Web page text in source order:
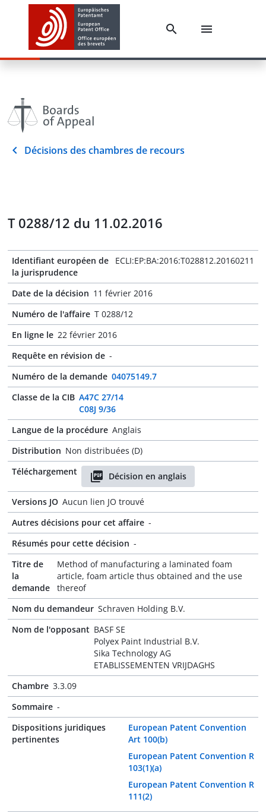
Décisions des chambres de recours
T 0288/12 du 11.02.2016
Identifiant européen de
la jurisprudence
ECLI:EP:BA:2016:T028812.20160211
Date de la décision 11 février 2016
Numéro de l'affaire T 0288/12
En ligne le 22 février 2016
Requête en révision de -
Numéro de la demande 04075149.7
Classe de la CIB A47C 27/14
C08J 9/36
Langue de la procédure Anglais
Distribution Non distribuées (D)
Téléchargement
Décision en anglais
Versions JO Aucun lien JO trouvé
Autres décisions pour cet affaire -
Résumés pour cette décision -
Titre de
la
demande
Method of manufacturing a laminated foam
article, foam article thus obtained and the use
thereof
Nom du demandeur Schraven Holding B.V.
Nom de l'opposant BASF SE
Polyex Paint Industrial B.V.
Sika Technology AG
ETABLISSEMENTEN VRIJDAGHS
Chambre 3.3.09
Sommaire -
Dispositions juridiques
pertinentes
European Patent Convention
Art 100(b)
European Patent Convention R
103(1)(a)
European Patent Convention R
111(2)